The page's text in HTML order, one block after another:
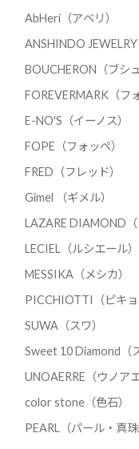
AbHeri（アベリ）
ANSHINDO
BOUCHERON（ブシュ
FOREVERMARK（フ
E-NO'S（イーノス）
FOPE（フォッペ）
FRED（フレッド）
Gimel （ギメル）
LAZARE DIAMOND（
LECIEL（ルシエール）
MESSIKA（メシカ）
PICCHIOTTI（ピキョ
SUWA（スワ）
Sweet 10 Diamond（
UNOAERRE（ウノアエ
color stone（色石）
PEARL（パール・真珠